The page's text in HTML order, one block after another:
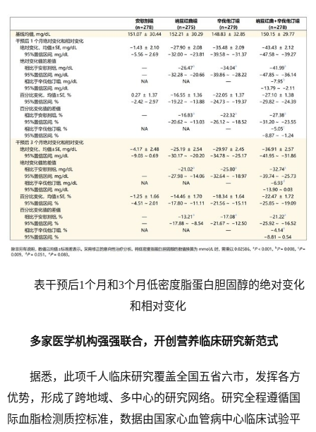
表干预后1个月和3个月低密度脂蛋白胆固醇的绝对变化
和相对变化
多家医学机构强强联合，开创营养临床研究新范式
据悉，此项千人临床研究覆盖全国五省六市，发挥各方
优势，形成了跨地域、多中心的研究网络。研究全程遵循国
际血脂检测质控标准，数据由国家心血管病中心临床试验平